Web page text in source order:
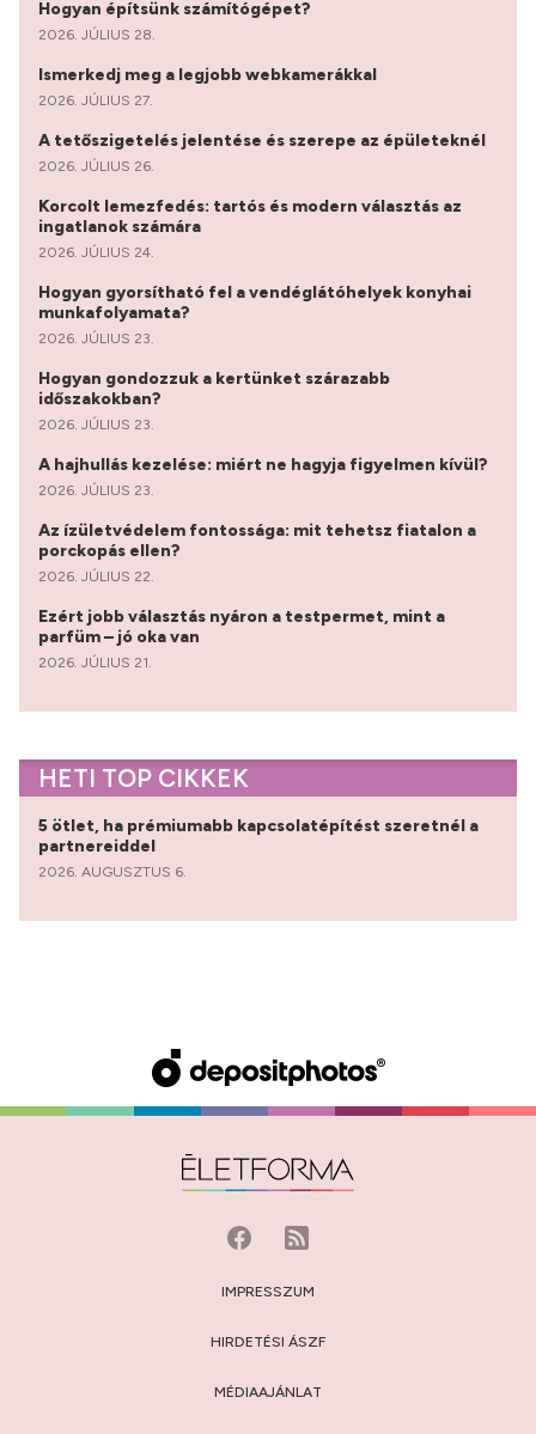
Hogyan építsünk számítógépet?
2026. JÚLIUS 28.
Ismerkedj meg a legjobb webkamerákkal
2026. JÚLIUS 27.
A tetőszigetelés jelentése és szerepe az épületeknél
2026. JÚLIUS 26.
Korcolt lemezfedés: tartós és modern választás az
ingatlanok számára
2026. JÚLIUS 24.
Hogyan gyorsítható fel a vendéglátóhelyek konyhai
munkafolyamata?
2026. JÚLIUS 23.
Hogyan gondozzuk a kertünket szárazabb
időszakokban?
2026. JÚLIUS 23.
A hajhullás kezelése: miért ne hagyja figyelmen kívül?
2026. JÚLIUS 23.
Az ízületvédelem fontossága: mit tehetsz fiatalon a
porckopás ellen?
2026. JÚLIUS 22.
Ezért jobb választás nyáron a testpermet, mint a
parfüm – jó oka van
2026. JÚLIUS 21.
HETI TOP CIKKEK
5 ötlet, ha prémiumabb kapcsolatépítést szeretnél a
partnereiddel
2026. AUGUSZTUS 6.
IMPRESSZUM
HIRDETÉSI ÁSZF
MÉDIAAJÁNLAT